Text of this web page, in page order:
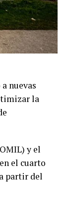
nuevas
la
y el
el cuarto
partir del